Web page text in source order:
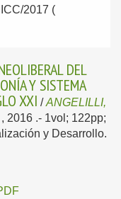
2017 (
DEL
Y SISTEMA
XXI /ANGELILLI,
, 2016 .- 1vol; 122pp;
y Desarrollo.